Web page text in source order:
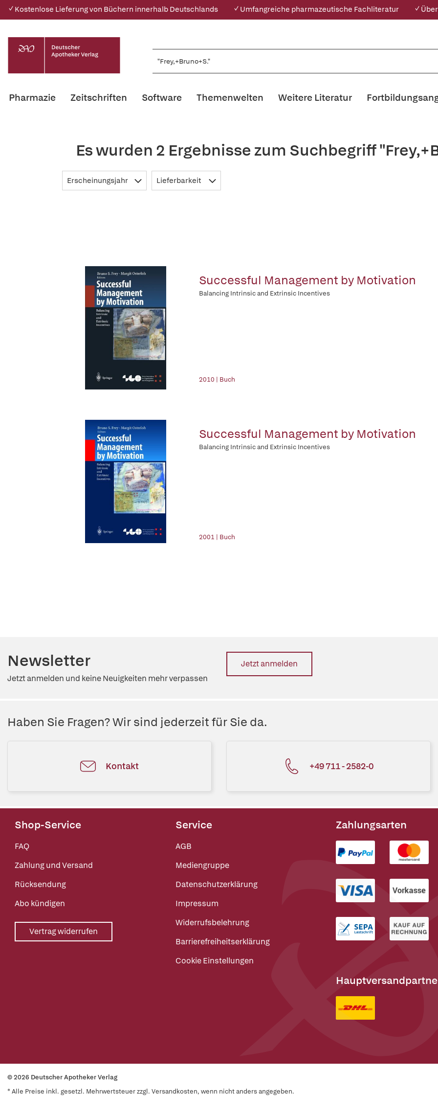
✓ Kostenlose Lieferung von Büchern innerhalb Deutschlands ✓ Umfangreiche pharmazeutische Fachliteratur ✓
Pharmazie Zeitschriften Software Themenwelten Weitere Literatur
Es wurden 2 Ergebnisse zum Suchbegriff
Erscheinungsjahr Lieferbarkeit
Successful Management by Motivation
Balancing Intrinsic and Extrinsic Incentives
2010 | Buch
Successful Management by Motivation
Balancing Intrinsic and Extrinsic Incentives
2001 | Buch
Newsletter
Jetzt anmelden und keine Neuigkeiten mehr verpassen
Jetzt anmelden
Haben Sie Fragen? Wir sind jederzeit für Sie da.
Kontakt +49 711 - 2582-0
Shop-Service
FAQ
Zahlung und Versand
Rücksendung
Abo kündigen
Vertrag widerrufen
Service
AGB
Mediengruppe
Datenschutzerklärung
Impressum
Widerrufsbelehrung
Barrierefreiheitserklärung
Cookie Einstellungen
Zahlungsarten
© 2026 Deutscher Apotheker Verlag
* Alle Preise inkl. gesetzl. Mehrwertsteuer zzgl. Versandkosten, wenn nicht anders angegeben.